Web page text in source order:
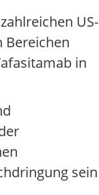
US-
Bereichen
in
sein